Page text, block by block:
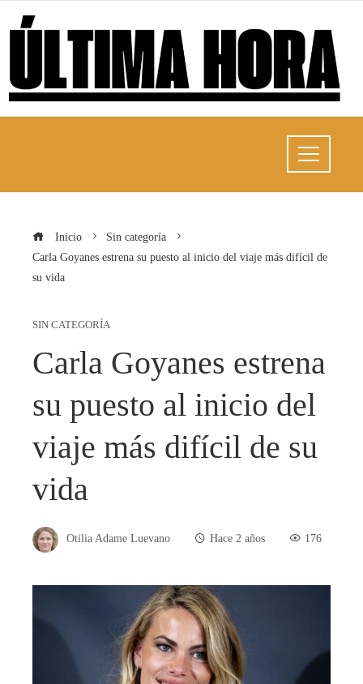
Inicio
Sin categoría
Carla Goyanes estrena su puesto al inicio del viaje más difícil de
su vida
SIN CATEGORÍA
Carla Goyanes estrena
su puesto al inicio del
viaje más difícil de su
vida
Otilia Adame Luevano Hace 2 años 176